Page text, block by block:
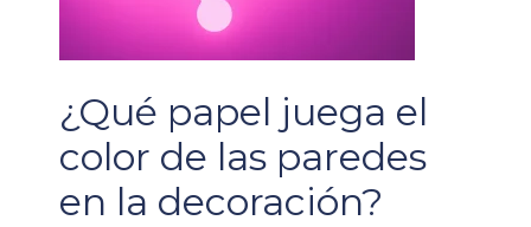
¿Qué papel juega el
color de las paredes
en la decoración?